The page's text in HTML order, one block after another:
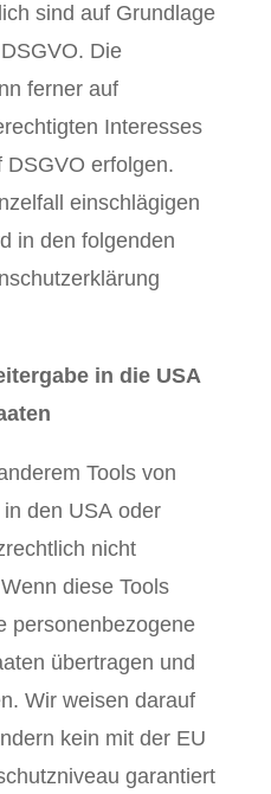
sind auf Grundlage
Die
ferner auf
Interesses
DSGVO erfolgen.
einschlägigen
in den folgenden
in die USA
Tools von
den USA oder
nicht
diese Tools
personenbezogene
übertragen und
Wir weisen darauf
kein mit der EU
garantiert